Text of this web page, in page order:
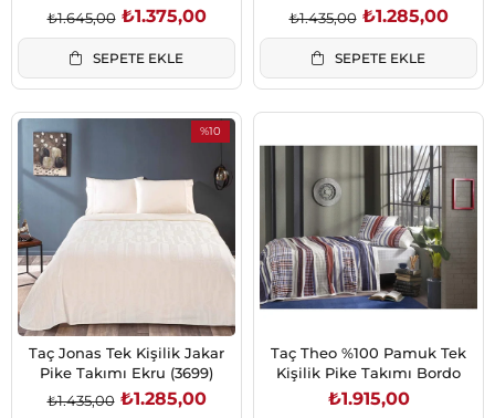
₺1.375,00
₺1.645,00
SEPETE EKLE
₺1.285,00
₺1.435,00
SEPETE EKLE
%10
%10İndirim
Taç Jonas Tek Kişilik Jakar
Pike Takımı Ekru (3699)
₺1.285,00
₺1.435,00
Taç Theo %100 Pamuk Tek
Kişilik Pike Takımı Bordo
₺1.915,00